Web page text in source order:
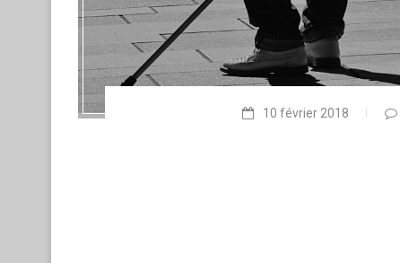
10 février 2018